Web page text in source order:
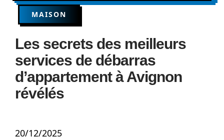
MAISON
Les secrets des meilleurs
services de débarras
d’appartement à Avignon
révélés
20/12/2025